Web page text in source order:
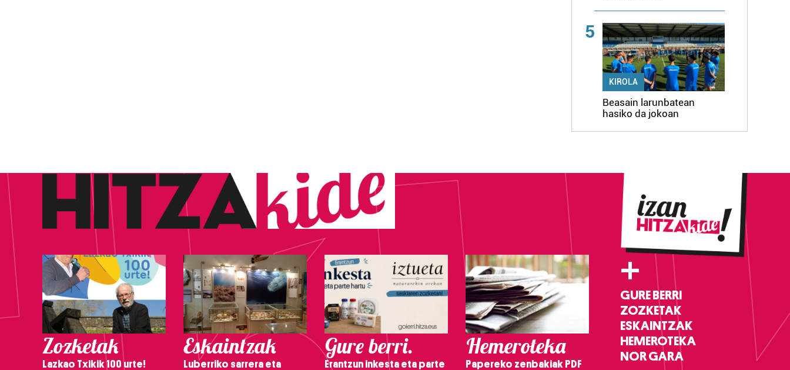
5
KIROLA
Beasain larunbatean
hasiko da jokoan
Zozketak
Lazkao Txikik 100 urte!
Eskaintzak
Luberriko sarrera eta
Gure berri.
Erantzun inkesta eta parte
Hemeroteka
Papereko zenbakiak PDF
+
GURE BERRI
ZOZKETAK
ESKAINTZAK
HEMEROTEKA
NOR GARA